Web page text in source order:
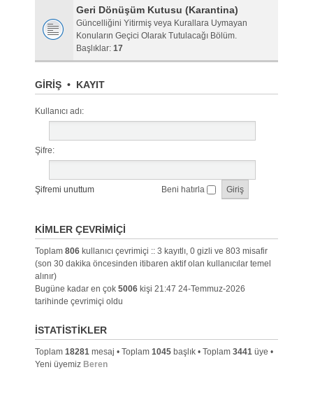
Geri Dönüşüm Kutusu (Karantina)
Güncelliğini Yitirmiş veya Kurallara Uymayan
Konuların Geçici Olarak Tutulacağı Bölüm.
Başlıklar: 17
GIRIŞ• KAYIT
Kullanıcı adı:
Şifre:
Şifremi unuttum Beni hatırla
KIMLER ÇEVRIMIÇI
Toplam 806kullanıcı çevrimiçi :: 3 kayıtlı, 0 gizli ve 803 misafir
(son 30 dakika öncesinden itibaren aktif olan kullanıcılar temel
alınır)
Bugüne kadar en çok 5006kişi 21:47 24-Temmuz-2026
tarihinde çevrimiçi oldu
İSTATISTIKLER
Toplam 18281mesaj • Toplam 1045başlık • Toplam 3441üye •
Yeni üyemiz Beren